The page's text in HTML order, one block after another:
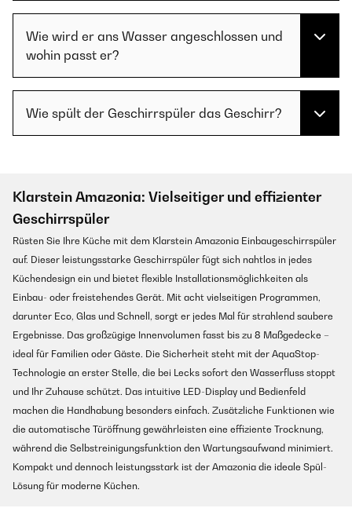
Wie wird er ans Wasser angeschlossen und
wohin passt er?
Wie spült der Geschirrspüler das Geschirr?
Klarstein Amazonia: Vielseitiger und effizienter
Geschirrspüler
Rüsten Sie Ihre Küche mit dem Klarstein Amazonia Einbaugeschirrspüler
auf. Dieser leistungsstarke Geschirrspüler fügt sich nahtlos in jedes
Küchendesign ein und bietet flexible Installationsmöglichkeiten als
Einbau- oder freistehendes Gerät. Mit acht vielseitigen Programmen,
darunter Eco, Glas und Schnell, sorgt er jedes Mal für strahlend saubere
Ergebnisse. Das großzügige Innenvolumen fasst bis zu 8 Maßgedecke –
ideal für Familien oder Gäste. Die Sicherheit steht mit der AquaStop-
Technologie an erster Stelle, die bei Lecks sofort den Wasserfluss stoppt
und Ihr Zuhause schützt. Das intuitive LED-Display und Bedienfeld
machen die Handhabung besonders einfach. Zusätzliche Funktionen wie
die automatische Türöffnung gewährleisten eine effiziente Trocknung,
während die Selbstreinigungsfunktion den Wartungsaufwand minimiert.
Kompakt und dennoch leistungsstark ist der Amazonia die ideale Spül-
Lösung für moderne Küchen.